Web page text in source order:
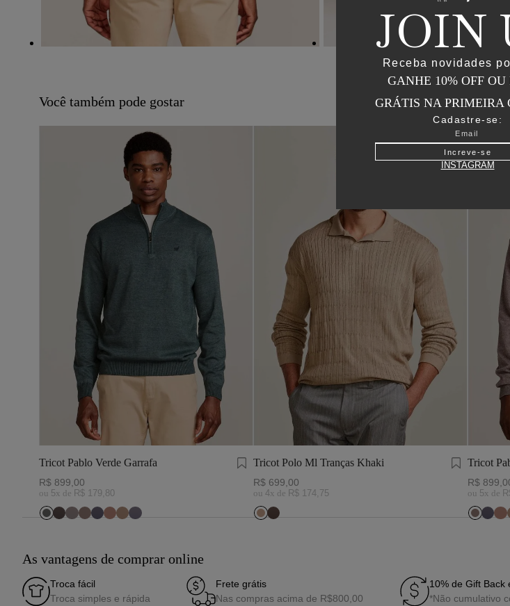
Você também pode gostar
Tricot Pablo Verde Garrafa
R$ 899 00
ou 5x de R$ 179, 80
Tricot Polo Ml Tranças Khaki
R$ 699 00
ou 4x de R$ 174, 75
Tricot
R$ 899
ou 5x de
As vantagens de comprar online
Troca fácil
Troca simples e rápida
Frete grátis
Nas compras acima de R$800,00
10% de Gift Back
*Não cumulativo
JOIN
Receba novidades
GANHE 10% OFF OU
GRÁTIS NA PRIMEIRA
Cadastre-se:
Increve-se
INSTAGRAM